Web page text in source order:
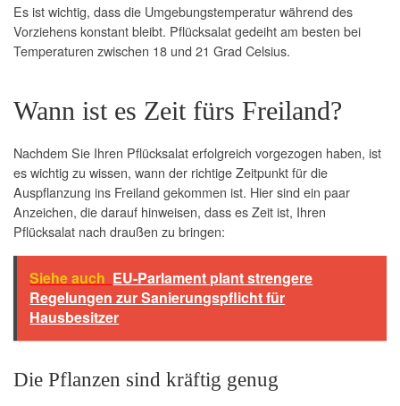
Es ist wichtig, dass die Umgebungstemperatur während des
Vorziehens konstant bleibt. Pflücksalat gedeiht am besten bei
Temperaturen zwischen 18 und 21 Grad Celsius.
Wann ist es Zeit fürs Freiland?
Nachdem Sie Ihren Pflücksalat erfolgreich vorgezogen haben, ist
es wichtig zu wissen, wann der richtige Zeitpunkt für die
Auspflanzung ins Freiland gekommen ist. Hier sind ein paar
Anzeichen, die darauf hinweisen, dass es Zeit ist, Ihren
Pflücksalat nach draußen zu bringen:
Siehe auch EU-Parlament plant strengere
Regelungen zur Sanierungspflicht für
Hausbesitzer
Die Pflanzen sind kräftig genug